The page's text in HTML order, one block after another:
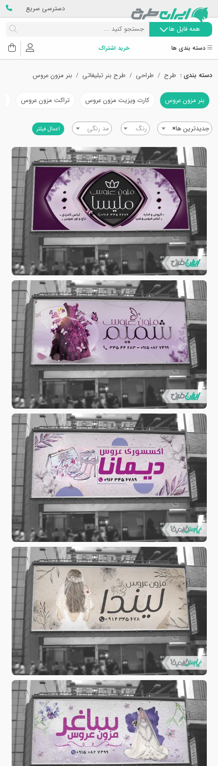
دسترسی سریع
همه فایل ها
دسته بندی ها خرید اشتراک
دسته بندی : طرح طراحی طرح بنر تبلیغاتی بنر مزون عروس
بنر مزون عروس کارت ویزیت مزون عروس تراکت مزون عروس
×جدیدترین ها رنگ مد رنگی اعمال فیلتر